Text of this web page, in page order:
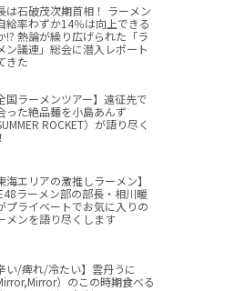
は石破茂次期首相！ ラーメン
給率わずか14％は向上できる
!? 熱論が繰り広げられた「ラ
ン議連」総会に潜入レポート
きた
国ラーメンツアー】遠征先で
った絶品麺を小島あんず
ROCKET）が語り尽く
海エリアの激推しラーメン】
ラーメン部の部長・相川暖
プライベートでお気に入りの
メンを語り尽くします
い/痺れ/冷たい】雲丹うに
）のこの時期食べる